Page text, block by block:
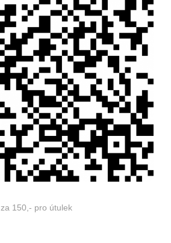
za 150,- pro útulek